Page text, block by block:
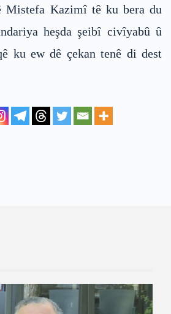
Mistefa Kazimî tê ku bera du
heşda şeibî civîyabû û
ku ew dê çekan tenê di dest